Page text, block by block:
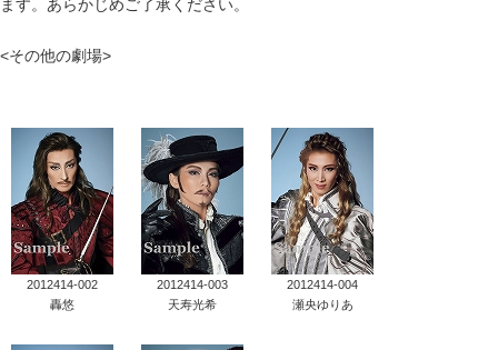
ます。あらかじめご了承ください。
<その他の劇場>
2012414-002
轟悠
2012414-003
天寿光希
2012414-004
瀬央ゆりあ
タカラヅカ オフィシャルグッズ&サービス
タカラヅカ・スカイ・ステージ
配信deタカラヅカ
宝塚クリエイティブアーツ オフィシャルサイト